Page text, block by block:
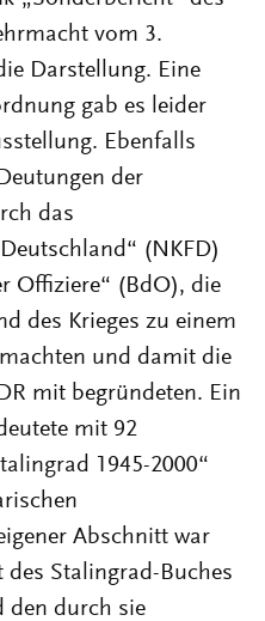
vom 3.
Darstellung. Eine
gab es leider
Ebenfalls
der
das
(NKFD)
Offiziere“ (BdO), die
des Krieges zu einem
und damit die
mit begründeten. Ein
mit 92
1945-2000“
Abschnitt war
Stalingrad-Buches
den durch sie